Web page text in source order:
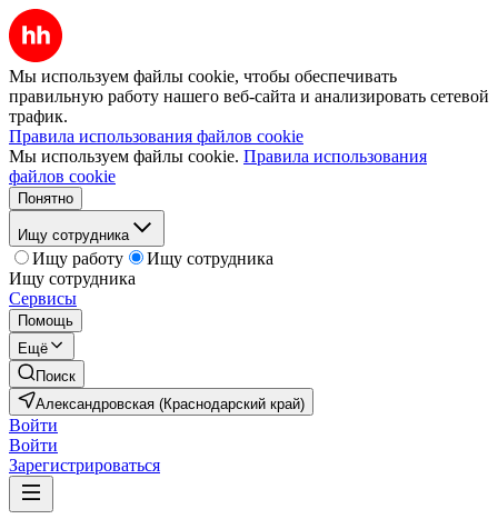
Мы используем файлы cookie, чтобы обеспечивать
правильную работу нашего веб-сайта и анализировать сетевой
трафик.
Правила использования файлов cookie
Мы используем файлы cookie. Правила использования
файлов cookie
Понятно
Ищу сотрудника
Ищу работу
Ищу сотрудника
Ищу сотрудника
Сервисы
Помощь
Ещё
Поиск
Александровская (Краснодарский край)
Войти
Войти
Зарегистрироваться